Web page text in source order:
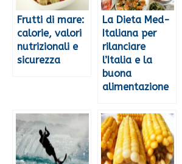
Frutti di mare:
calorie, valori
nutrizionali e
sicurezza
La Dieta Med-
Italiana per
rilanciare
l’Italia e la
buona
alimentazione